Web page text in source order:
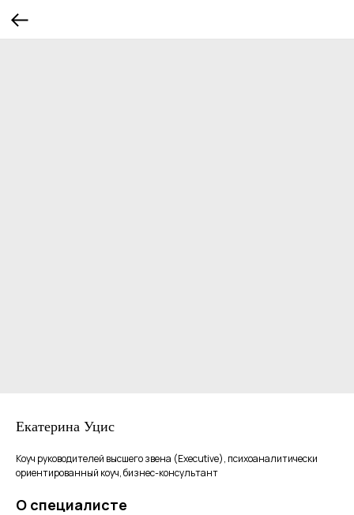
Екатерина Уцис
Коуч руководителей высшего звена (Executive), психоаналитически
ориентированный коуч, бизнес-консультант
О специалисте